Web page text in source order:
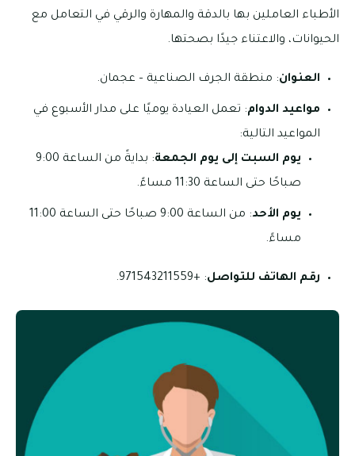
الأطباء العاملين بها بالدقة والمهارة والرقي في التعامل مع
الحيوانات، والاعتناء جيدًا بصحتها.
العنوان: منطقة الجرف الصناعية – عجمان.
مواعيد الدوام: تعمل العيادة يوميًا على مدار الأسبوع في
المواعيد التالية:
يوم السبت إلى يوم الجمعة
: بدايةً من الساعة 9:00
صباحًا حتى الساعة 11:30 مساءً.
يوم الأحد
: من الساعة 9:00 صباحًا حتى الساعة 11:00
مساءً.
رقم الهاتف للتواصل: +971543211559.